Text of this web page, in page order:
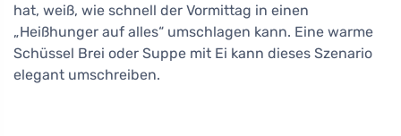
hat, weiß, wie schnell der Vormittag in einen
„Heißhunger auf alles“ umschlagen kann. Eine warme
Schüssel Brei oder Suppe mit Ei kann dieses Szenario
elegant umschreiben.